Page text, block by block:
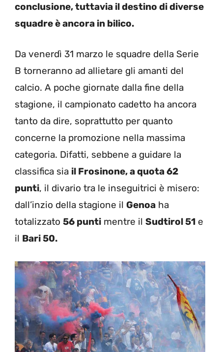
conclusione, tuttavia il destino di diverse
squadre è ancora in bilico.
Da venerdì 31 marzo le squadre della Serie
B torneranno ad allietare gli amanti del
calcio. A poche giornate dalla fine della
stagione, il campionato cadetto ha ancora
tanto da dire, soprattutto per quanto
concerne la promozione nella massima
categoria. Difatti, sebbene a guidare la
classifica sia il Frosinone, a quota 62
punti, il divario tra le inseguitrici è misero:
dall’inzio della stagione il Genoa ha
totalizzato 56 punti mentre il Sudtirol 51 e
il Bari 50.